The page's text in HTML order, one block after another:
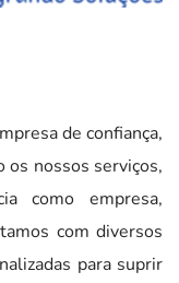
de confiança,
os nossos serviços,
como empresa,
com diversos
para suprir